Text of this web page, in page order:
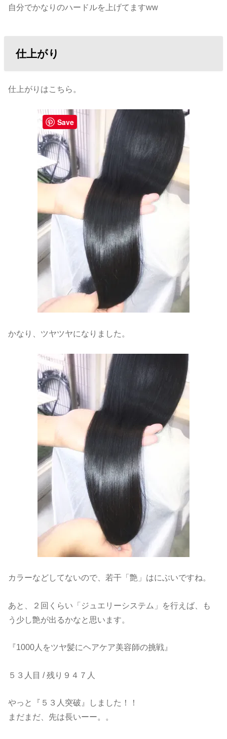
自分でかなりのハードルを上げてますww
仕上がり
仕上がりはこちら。
かなり、ツヤツヤになりました。
カラーなどしてないので、若干「艶」はにぶいですね。
あと、２回くらい「ジュエリーシステム」を行えば、も
う少し艶が出るかなと思います。
『1000人をツヤ髪にヘアケア美容師の挑戦』
５３人目 / 残り９４７人
やっと『５３人突破』しました！！
まだまだ、先は長いーー。。
Save